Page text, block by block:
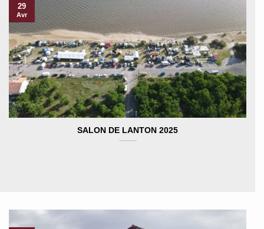
SALON DE LANTON 2025
29
Avr